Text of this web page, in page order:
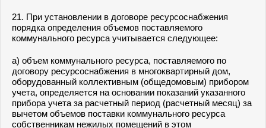
21. При установлении в договоре ресурсоснабжения
порядка определения объемов поставляемого
коммунального ресурса учитывается следующее:
а) объем коммунального ресурса, поставляемого по
договору ресурсоснабжения в многоквартирный дом,
оборудованный коллективным (общедомовым) прибором
учета, определяется на основании показаний указанного
прибора учета за расчетный период (расчетный месяц) за
вычетом объемов поставки коммунального ресурса
собственникам нежилых помещений в этом